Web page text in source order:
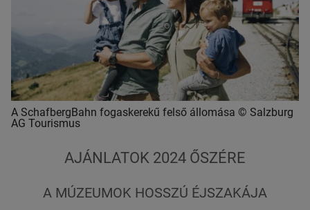
A SchafbergBahn fogaskerekű felső állomása © Salzburg
AG Tourismus
AJÁNLATOK 2024 ŐSZÉRE
A MÚZEUMOK HOSSZÚ ÉJSZAKÁJA